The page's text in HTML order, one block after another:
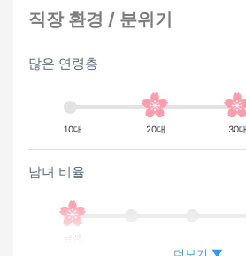
직장 환경 / 분위기
많은 연령층
10대 20대 30대
남녀 비율
남성